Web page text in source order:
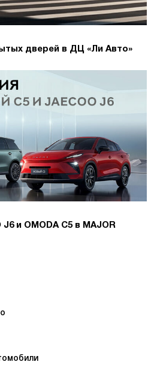
дверей в ДЦ «Ли Авто»
и OMODA C5 в MAJOR